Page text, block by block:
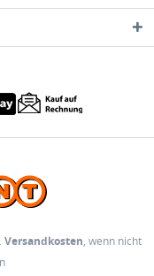
Versandkosten, wenn nicht